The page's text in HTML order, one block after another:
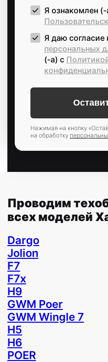
Я ознакомлен (-
Я даю согласие
персональных
(-а) c
Нажимая на кнопку
на обработку
Проводим
всех моделей
Dargo
Jolion
F7
F7x
H9
GWM Poer
GWM Wingle 7
H5
H6
POER